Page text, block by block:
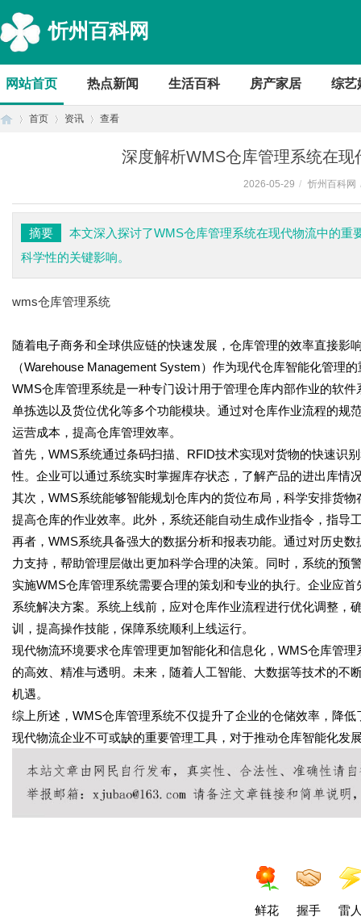
忻州百科网
网站首页 热点新闻 生活百科 房产家居 综艺
首页 资讯 查看
深度解析WMS仓库管理系统在
2026-05-29 / 忻州百科网
摘要
本文深入探讨了WMS仓库管理系统在现代物流中的
科学性的关键影响。
wms仓库管理系统
随着电子商务和全球供应链的快速发展，仓库管理的效率直接影
（Warehouse Management System）作为现代仓库智能化管理
WMS仓库管理系统是一种专门设计用于管理仓库内部作业的软
单拣选以及货位优化等多个功能模块。通过对仓库作业流程的规
运营成本，提高仓库管理效率。
首先，WMS系统通过条码扫描、RFID技术实现对货物的快速识
性。企业可以通过系统实时掌握库存状态，了解产品的进出库情
其次，WMS系统能够智能规划仓库内的货位布局，科学安排货
提高仓库的作业效率。此外，系统还能自动生成作业指令，指导
再者，WMS系统具备强大的数据分析和报表功能。通过对历史
力支持，帮助管理层做出更加科学合理的决策。同时，系统的预
实施WMS仓库管理系统需要合理的策划和专业的执行。企业应
系统解决方案。系统上线前，应对仓库作业流程进行优化调整
训，提高操作技能，保障系统顺利上线运行。
现代物流环境要求仓库管理更加智能化和信息化，WMS仓库管
的高效、精准与透明。未来，随着人工智能、大数据等技术的
机遇。
综上所述，WMS仓库管理系统不仅提升了企业的仓储效率，降
现代物流企业不可或缺的重要管理工具，对于推动仓库智能化发
鲜花 握手 雷